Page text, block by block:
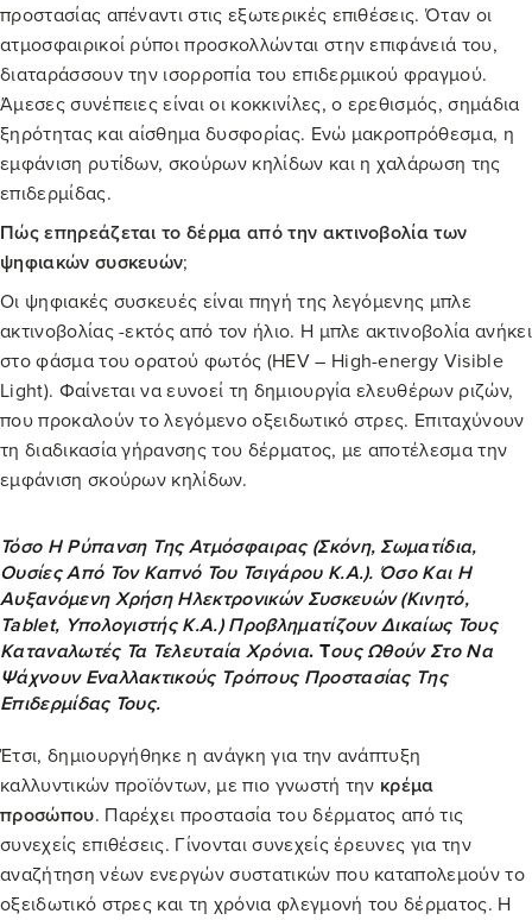
προστασίας απέναντι στις εξωτερικές επιθέσεις. Όταν οι
ατμοσφαιρικοί ρύποι προσκολλώνται στην επιφάνειά του,
διαταράσσουν την ισορροπία του επιδερμικού φραγμού.
Άμεσες συνέπειες είναι οι κοκκινίλες, ο ερεθισμός, σημάδια
ξηρότητας και αίσθημα δυσφορίας. Ενώ μακροπρόθεσμα, η
εμφάνιση ρυτίδων, σκούρων κηλίδων και η χαλάρωση της
επιδερμίδας.
Πώς επηρεάζεται το δέρμα από την ακτινοβολία των
ψηφιακών συσκευών;
Οι ψηφιακές συσκευές είναι πηγή της λεγόμενης μπλε
ακτινοβολίας -εκτός από τον ήλιο. Η μπλε ακτινοβολία ανήκει
στο φάσμα του ορατού φωτός (HEV – High-energy Visible
Light). Φαίνεται να ευνοεί τη δημιουργία ελευθέρων ριζών,
που προκαλούν το λεγόμενο οξειδωτικό στρες. Επιταχύνουν
τη διαδικασία γήρανσης του δέρματος, με αποτέλεσμα την
εμφάνιση σκούρων κηλίδων.
Τόσο Η Ρύπανση Της Ατμόσφαιρας (σκόνη, Σωματίδια,
Ουσίες Από Τον Καπνό Του Τσιγάρου Κ.α.). Όσο Και Η
Αυξανόμενη Χρήση Ηλεκτρονικών Συσκευών (κινητό,
Tablet, Υπολογιστής Κ.α.) Προβληματίζουν Δικαίως Τους
Καταναλωτές Τα Τελευταία Χρόνια. ΤΟυς Ωθούν Στο Να
Ψάχνουν Εναλλακτικούς Τρόπους Προστασίας Της
Επιδερμίδας Τους.
Έτσι, δημιουργήθηκε η ανάγκη για την ανάπτυξη
καλλυντικών προϊόντων, με πιο γνωστή την κρέμα
προσώπου. Παρέχει προστασία του δέρματος από τις
συνεχείς επιθέσεις. Γίνονται συνεχείς έρευνες για την
αναζήτηση νέων ενεργών συστατικών που καταπολεμούν το
οξειδωτικό στρες και τη χρόνια φλεγμονή του δέρματος. Η